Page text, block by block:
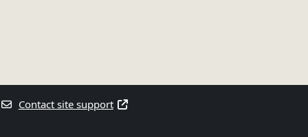
Contact site support